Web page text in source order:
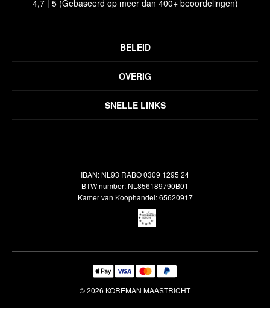
SNELLE LINKS
OVERIG
Inspiratie
Veelgestelde vragen
BELEID
Disclaimer
Verzendbeleid
4,7 | 5 (Gebaseerd op meer dan 400+ beoordelingen)
IBAN: NL93 RABO 0309 1295 24
BTW number: NL856189790B01
Kamer van Koophandel: 65620917
© 2026 KOREMAN MAASTRICHT